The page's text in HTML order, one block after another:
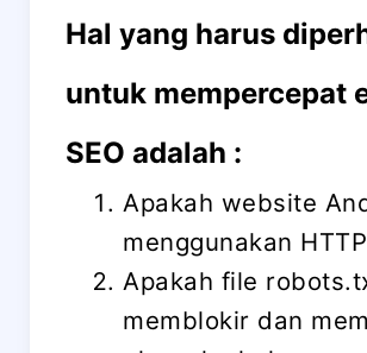
Hal yang harus
untuk mempercepat
SEO adalah :
Apakah website
menggunakan
Apakah file
memblokir dan